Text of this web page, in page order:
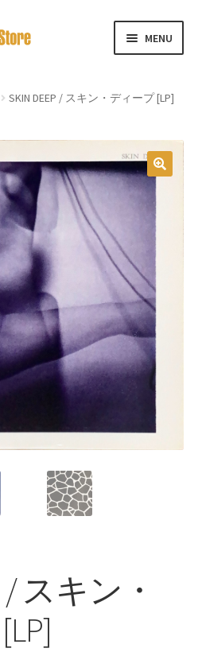
MENU
SKIN DEEP / スキン・ディープ [LP]
🔍
/ スキン・